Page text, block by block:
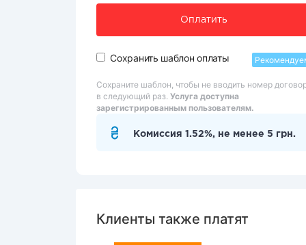
Оплатить
Сохранить шаблон оплаты
Сохраните шаблон, чтобы не вводить номер
в следующий раз. Услуга доступна
зарегистрированным пользователям.
Комиссия 1.52%, не менее 5 грн.
Клиенты также платят